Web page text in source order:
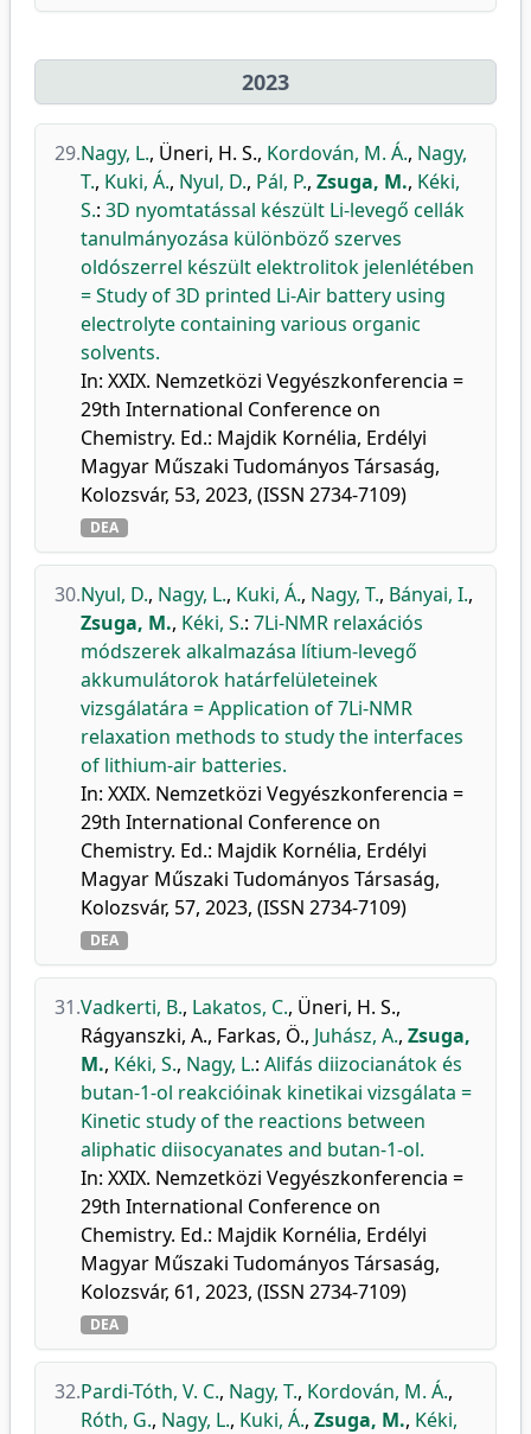
2023
29.Nagy, L., Üneri, H. S., Kordován, M. Á., Nagy,
T., Kuki, Á., Nyul, D., Pál, P., Zsuga, M., Kéki,
S.: 3D nyomtatással készült Li-levegő cellák
tanulmányozása különböző szerves
oldószerrel készült elektrolitok jelenlétében
= Study of 3D printed Li-Air battery using
electrolyte containing various organic
solvents.
In: XXIX. Nemzetközi Vegyészkonferencia =
29th International Conference on
Chemistry. Ed.: Majdik Kornélia, Erdélyi
Magyar Műszaki Tudományos Társaság,
Kolozsvár, 53, 2023, (ISSN 2734-7109)
DEA
30.Nyul, D., Nagy, L., Kuki, Á., Nagy, T., Bányai, I.,
Zsuga, M., Kéki, S.: 7Li-NMR relaxációs
módszerek alkalmazása lítium-levegő
akkumulátorok határfelületeinek
vizsgálatára = Application of 7Li-NMR
relaxation methods to study the interfaces
of lithium-air batteries.
In: XXIX. Nemzetközi Vegyészkonferencia =
29th International Conference on
Chemistry. Ed.: Majdik Kornélia, Erdélyi
Magyar Műszaki Tudományos Társaság,
Kolozsvár, 57, 2023, (ISSN 2734-7109)
DEA
31.Vadkerti, B., Lakatos, C., Üneri, H. S.,
Rágyanszki, A., Farkas, Ö., Juhász, A., Zsuga,
M., Kéki, S., Nagy, L.: Alifás diizocianátok és
butan-1-ol reakcióinak kinetikai vizsgálata =
Kinetic study of the reactions between
aliphatic diisocyanates and butan-1-ol.
In: XXIX. Nemzetközi Vegyészkonferencia =
29th International Conference on
Chemistry. Ed.: Majdik Kornélia, Erdélyi
Magyar Műszaki Tudományos Társaság,
Kolozsvár, 61, 2023, (ISSN 2734-7109)
DEA
32.Pardi-Tóth, V. C., Nagy, T., Kordován, M. Á.,
Róth, G., Nagy, L., Kuki, Á., Zsuga, M., Kéki,